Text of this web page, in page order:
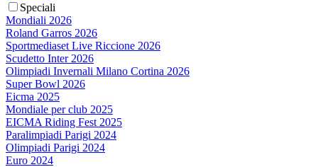
Speciali
Mondiali 2026
Roland Garros 2026
Sportmediaset Live Riccione 2026
Scudetto Inter 2026
Olimpiadi Invernali Milano Cortina 2026
Super Bowl 2026
Eicma 2025
Mondiale per club 2025
EICMA Riding Fest 2025
Paralimpiadi Parigi 2024
Olimpiadi Parigi 2024
Euro 2024